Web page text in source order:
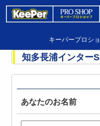
キーパープロシ
知多長浦インター
あなたのお名前